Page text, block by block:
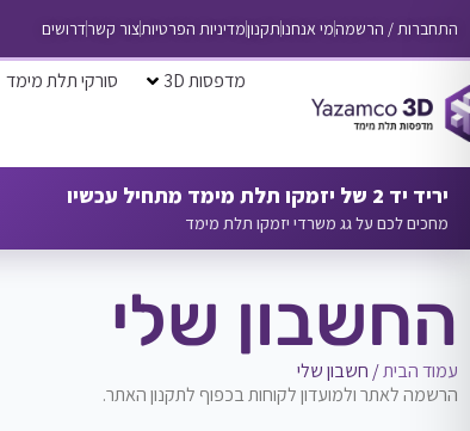
התחברות / הרשמהמי אנחנותקנוןמדיניות הפרטיותצור קשרדרושים
מדפסות 3D סורקי תלת מימד
יריד יד 2 של יזמקו תלת מימד מתחיל עכשיו
מחכים לכם על גג משרדי יזמקו תלת מימד
החשבון שלי
עמוד הבית/ חשבון שלי
הרשמה לאתר ולמועדון לקוחות בכפוף לתקנון האתר.